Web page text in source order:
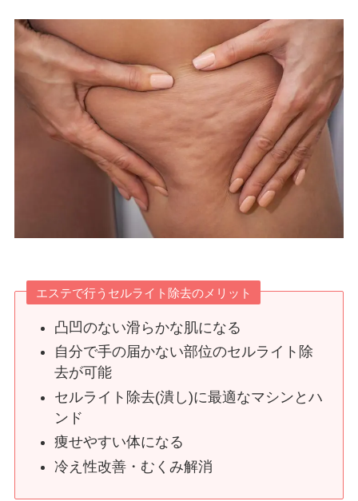
エステで行うセルライト除去のメリット
凸凹のない滑らかな肌になる
自分で手の届かない部位のセルライト除
去が可能
セルライト除去(潰し)に最適なマシンとハ
ンド
痩せやすい体になる
冷え性改善・むくみ解消